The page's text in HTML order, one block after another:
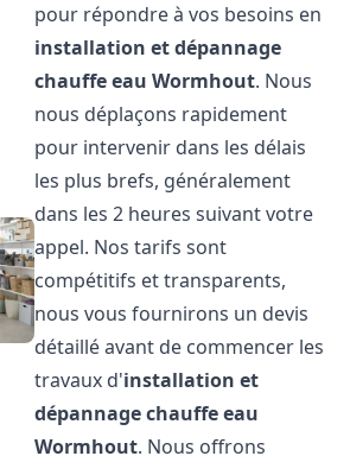
pour répondre à vos besoins en
installation et dépannage
chauffe eau Wormhout. Nous
nous déplaçons rapidement
pour intervenir dans les délais
les plus brefs, généralement
dans les 2 heures suivant votre
appel. Nos tarifs sont
compétitifs et transparents,
nous vous fournirons un devis
détaillé avant de commencer les
travaux d'installation et
dépannage chauffe eau
Wormhout. Nous offrons